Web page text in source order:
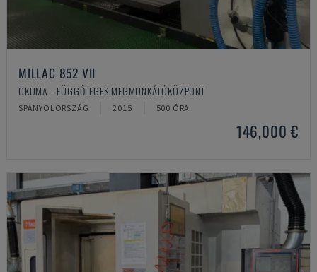
MILLAC 852 VII
OKUMA - FÜGGŐLEGES MEGMUNKÁLÓKÖZPONT
SPANYOLORSZÁG 2015 500 ÓRA
146,000 €